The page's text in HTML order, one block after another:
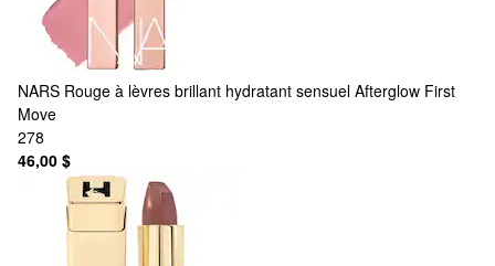
NARS Rouge à lèvres brillant hydratant sensuel Afterglow First
Move
278
46,00 $